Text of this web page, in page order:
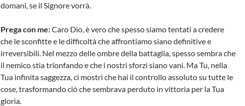
domani, se il Signore vorrà.
Prega con me:Caro Dio, è vero che spesso siamo tentati a credere
che le sconfitte e le difficoltà che affrontiamo siano definitive e
irreversibili. Nel mezzo delle ombre della battaglia, spesso sembra che
il nemico stia trionfando e che i nostri sforzi siano vani. Ma Tu, nella
Tua infinita saggezza, ci mostri che hai il controllo assoluto su tutte le
cose, trasformando ciò che sembrava perduto in vittoria per la Tua
gloria.